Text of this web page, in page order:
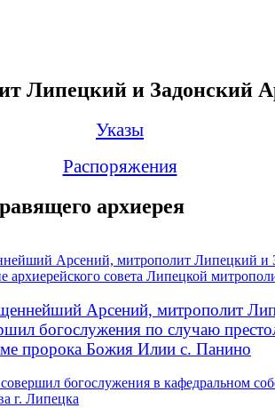
Липецкий и Задонский
Указы
Распоряжения
архиерея
Арсений, митрополит Липецкий и
архиерейского совета Липецкой
Арсений, митрополит
богослужения по случаю
пророка Божия Илии с. Панино
богослужения в кафедральном
г. Липецка